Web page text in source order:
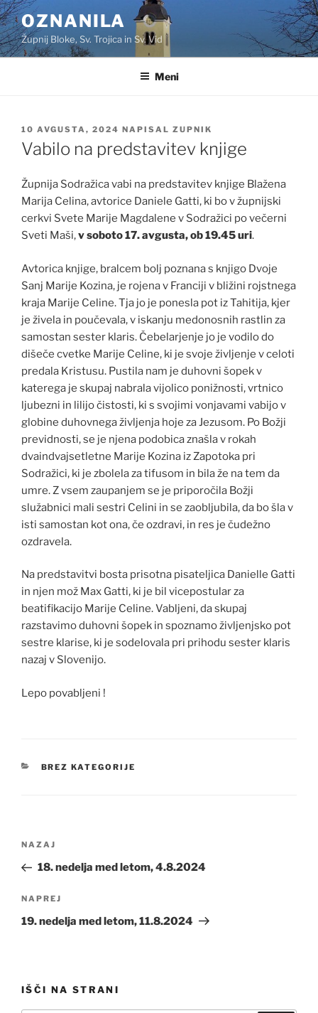
Skoči
na
vsebino
OZNANILA
Župnij Bloke, Sv. Trojica in Sv. Vid
Meni
OBJAVLJENO
DNE
10 AVGUSTA, 2024 NAPISAL ZUPNIK
Vabilo na predstavitev knjige
Župnija Sodražica vabi na predstavitev knjige Blažena
Marija Celina, avtorice Daniele Gatti, ki bo v župnijski
cerkvi Svete Marije Magdalene v Sodražici po večerni
Sveti Maši,v soboto 17. avgusta, ob 19.45 uri.
Avtorica knjige, bralcem bolj poznana s knjigo Dvoje
Sanj Marije Kozina, je rojena v Franciji v bližini rojstnega
kraja Marije Celine. Tja jo je ponesla pot iz Tahitija, kjer
je živela in poučevala, v iskanju medonosnih rastlin za
samostan sester klaris. Čebelarjenje jo je vodilo do
dišeče cvetke Marije Celine, ki je svoje življenje v celoti
predala Kristusu. Pustila nam je duhovni šopek v
katerega je skupaj nabrala vijolico ponižnosti, vrtnico
ljubezni in lilijo čistosti, ki s svojimi vonjavami vabijo v
globine duhovnega življenja hoje za Jezusom. Po Božji
previdnosti, se je njena podobica znašla v rokah
dvaindvajsetletne Marije Kozina iz Zapotoka pri
Sodražici, ki je zbolela za tifusom in bila že na tem da
umre. Z vsem zaupanjem se je priporočila Božji
služabnici mali sestri Celini in se zaobljubila, da bo šla v
isti samostan kot ona, če ozdravi, in res je čudežno
ozdravela.
Na predstavitvi bosta prisotna pisateljica Danielle Gatti
in njen mož Max Gatti, ki je bil vicepostular za
beatifikacijo Marije Celine. Vabljeni, da skupaj
razstavimo duhovni šopek in spoznamo življenjsko pot
sestre klarise, ki je sodelovala pri prihodu sester klaris
nazaj v Slovenijo.
Lepo povabljeni !
KATEGORIJE
BREZ KATEGORIJE
Prejšnji
prispevek
NAZAJ
18. nedelja med letom, 4.8.2024
Naslednji
prispevek
NAPREJ
19. nedelja med letom, 11.8.2024
IŠČI NA STRANI